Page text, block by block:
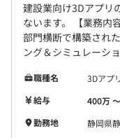
建設業向け3Dアプリ
ないます。 【業務内
部門横断で構築され
ング＆シミュレーシ
職種名
3Dアプ
給与
400万
勤務地
静岡県